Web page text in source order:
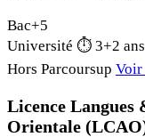
Bac+5
Université ⏱ 3+2 ans
Hors Parcoursup Voir
Licence
Orientale